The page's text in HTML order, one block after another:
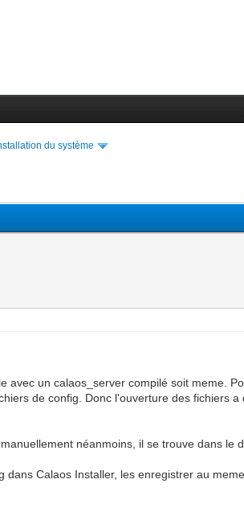
du système
avec un calaos_server compilé soit meme.
de config. Donc l'ouverture des fichiers
néanmoins, il se trouve dans le
Calaos Installer, les enregistrer au